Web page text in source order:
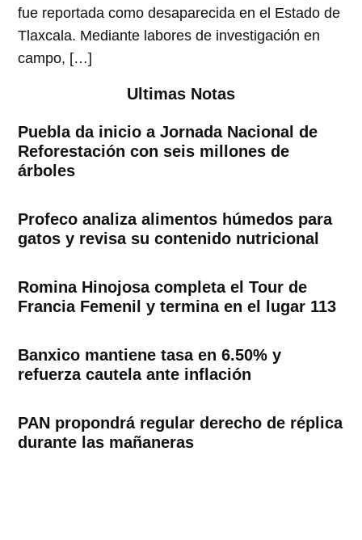
fue reportada como desaparecida en el Estado de
Tlaxcala. Mediante labores de investigación en
campo, […]
Ultimas Notas
Puebla da inicio a Jornada Nacional de
Reforestación con seis millones de
árboles
Profeco analiza alimentos húmedos para
gatos y revisa su contenido nutricional
Romina Hinojosa completa el Tour de
Francia Femenil y termina en el lugar 113
Banxico mantiene tasa en 6.50% y
refuerza cautela ante inflación
PAN propondrá regular derecho de réplica
durante las mañaneras